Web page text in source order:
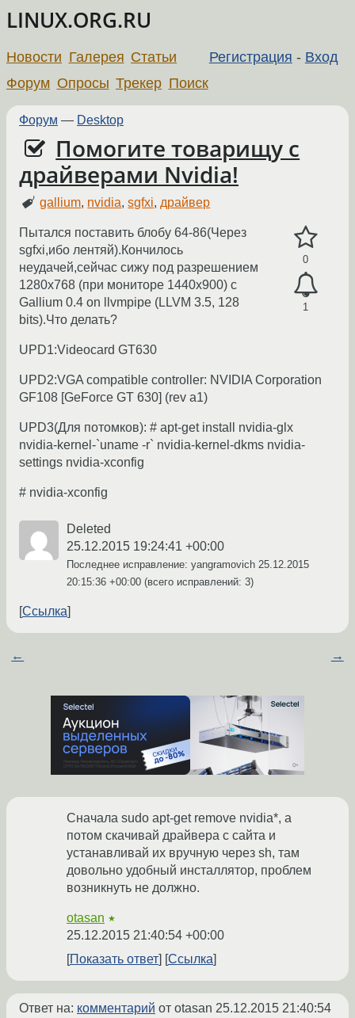
LINUX.ORG.RU
Регистрация - Вход
Новости Галерея Статьи
Форум Опросы Трекер Поиск
Форум — Desktop
Помогите товарищу с
драйверами Nvidia!
gallium, nvidia,sgfxi,драйвер
0
1
Пытался поставить блобу 64-86(Через
sgfxi,ибо лентяй).Кончилось
неудачей,сейчас сижу под разрешением
1280х768 (при мониторе 1440х900) с
Gallium 0.4 on llvmpipe (LLVM 3.5, 128
bits).Что делать?
UPD1:Videocard GT630
UPD2:VGA compatible controller: NVIDIA Corporation
GF108 [GeForce GT 630] (rev a1)
UPD3(Для потомков): # apt-get install nvidia-glx
nvidia-kernel-`uname -r` nvidia-kernel-dkms nvidia-
settings nvidia-xconfig
# nvidia-xconfig
Deleted
25.12.2015 19:24:41 +00:00
Последнее исправление: yangramovich 25.12.2015
20:15:36 +00:00 (всего исправлений: 3)
Ссылка
← →
Сначала sudo apt-get remove nvidia*, а
потом скачивай драйвера с сайта и
устанавливай их вручную через sh, там
довольно удобный инсталлятор, проблем
возникнуть не должно.
otasan ★
25.12.2015 21:40:54 +00:00
Показать ответ
Ссылка
Ответ на: комментарий от otasan 25.12.2015 21:40:54